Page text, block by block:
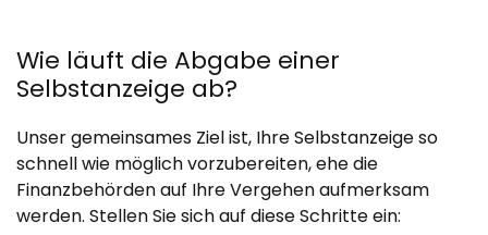
Wie läuft die Abgabe einer
Selbstanzeige ab?
Unser gemeinsames Ziel ist, Ihre Selbstanzeige so
schnell wie möglich vorzubereiten, ehe die
Finanzbehörden auf Ihre Vergehen aufmerksam
werden. Stellen Sie sich auf diese Schritte ein: